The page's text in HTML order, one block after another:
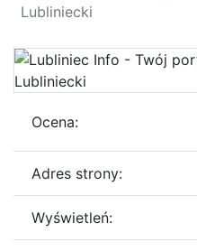
Lubliniecki
Ocena:
Adres strony:
Wyświetleń: